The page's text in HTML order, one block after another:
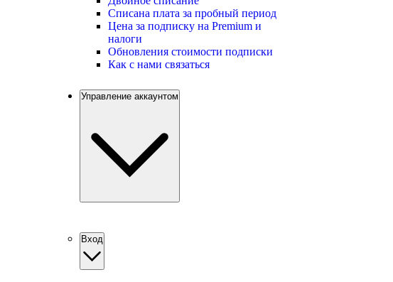
Списана плата за пробный период
Цена за подписку на Premium и
налоги
Обновления стоимости подписки
Как с нами связаться
Управление аккаунтом
Вход